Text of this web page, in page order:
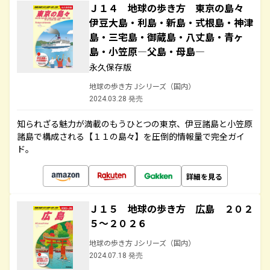
Ｊ１４ 地球の歩き方 東京の島々
伊豆大島・利島・新島・式根島・神津
島・三宅島・御蔵島・八丈島・青ヶ
島・小笠原―父島・母島―
永久保存版
地球の歩き方 Jシリーズ（国内）
2024.03.28 発売
知られざる魅力が満載のもうひとつの東京、伊豆諸島と小笠原
諸島で構成される【１１の島々】を圧倒的情報量で完全ガイ
ド。
詳細を見る
Ｊ１５ 地球の歩き方 広島 ２０２
５～２０２６
地球の歩き方 Jシリーズ（国内）
2024.07.18 発売